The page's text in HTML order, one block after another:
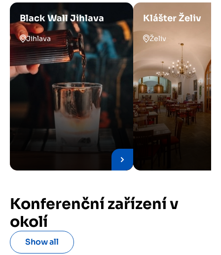
Black Wall Jihlava
Jihlava
Klášter Želiv
Želiv
Konferenční zařízení v
okolí
Show all